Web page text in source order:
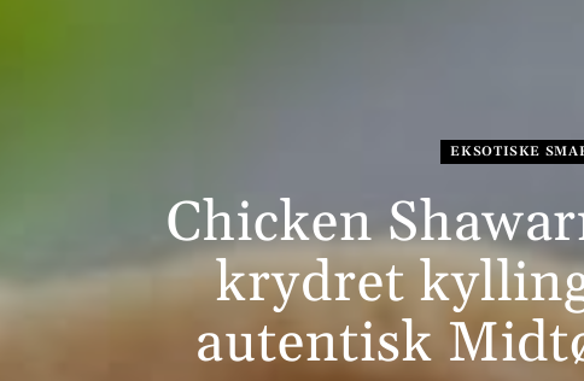
EKSOTISKE
Chicken
krydret
autentisk